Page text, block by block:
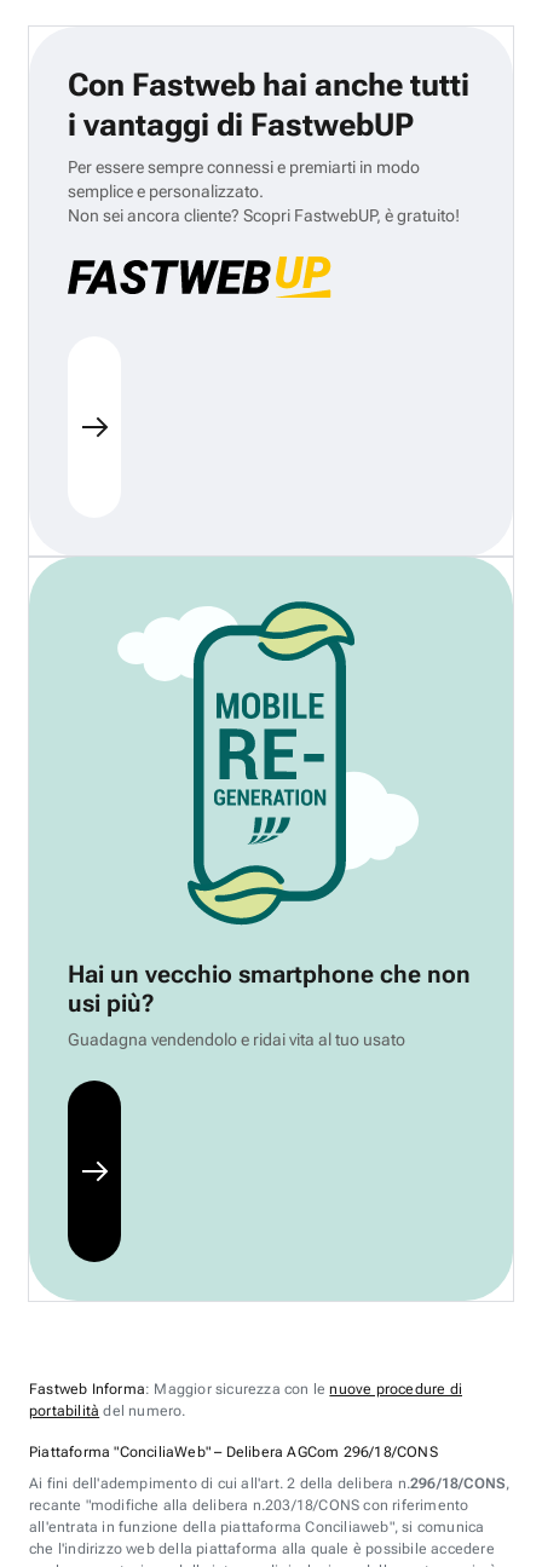
Con Fastweb hai anche tutti
i vantaggi di FastwebUP
Per essere sempre connessi e premiarti in modo
semplice e personalizzato.
Non sei ancora cliente? Scopri FastwebUP, è gratuito!
Hai un vecchio smartphone che non
usi più?
Guadagna vendendolo e ridai vita al tuo usato
Fastweb Informa: Maggior sicurezza con lenuove procedure di
portabilità del numero.
Piattaforma "ConciliaWeb" – Delibera AGCom 296/18/CONS
Ai fini dell'adempimento di cui all'art. 2 della delibera n.296/18/CONS,
recante "modifiche alla delibera n.203/18/CONS con riferimento
all'entrata in funzione della piattaforma Conciliaweb", si comunica
che l'indirizzo web della piattaforma alla quale è possibile accedere